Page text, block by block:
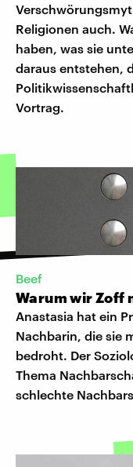
Religionen auch.
haben, was sie
daraus entstehen,
Vortrag.
Beef
Warum wir Zoff
Anastasia hat ein
Nachbarin, die sie
bedroht. Der
Thema
schlechte